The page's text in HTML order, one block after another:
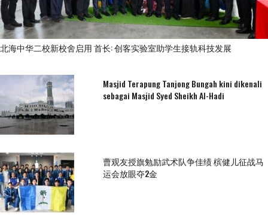
北海中华二校新校舍启用 首长: 创客实验室助学生接轨科技发展
Masjid Terapung Tanjong Bungah kini dikenali
sebagai Masjid Syed Sheikh Al-Hadi
曹观友授旗勉励武术队争佳绩 槟健儿征战马
运会放眼夺2金